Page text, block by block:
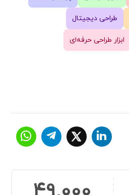
طراحی دیجیتال
ابزار طراحی حرفه‌ای